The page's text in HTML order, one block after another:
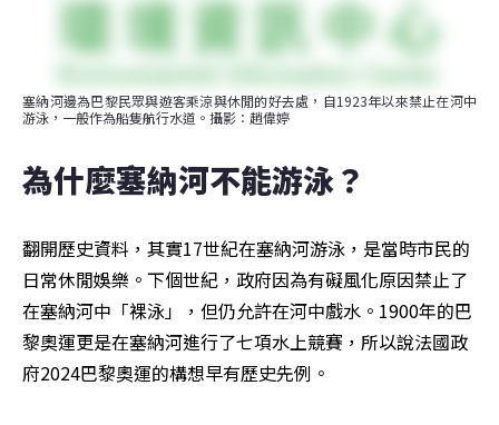
塞納河邊為巴黎民眾與遊客乘涼與休閒的好去處，自1923年以來禁止在河中
游泳，一般作為船隻航行水道。攝影：趙偉婷
為什麼塞納河不能游泳？
翻開歷史資料，其實17世紀在塞納河游泳，是當時市民的
日常休閒娛樂。下個世紀，政府因為有礙風化原因禁止了
在塞納河中「裸泳」，但仍允許在河中戲水。1900年的巴
黎奧運更是在塞納河進行了七項水上競賽，所以說法國政
府2024巴黎奧運的構想早有歷史先例。